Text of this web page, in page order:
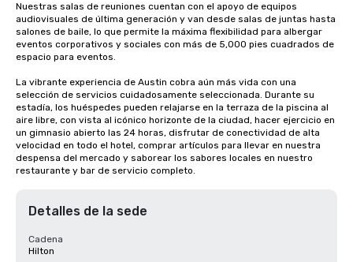
Nuestras salas de reuniones cuentan con el apoyo de equipos
audiovisuales de última generación y van desde salas de juntas hasta
salones de baile, lo que permite la máxima flexibilidad para albergar
eventos corporativos y sociales con más de 5,000 pies cuadrados de
espacio para eventos.
La vibrante experiencia de Austin cobra aún más vida con una
selección de servicios cuidadosamente seleccionada. Durante su
estadía, los huéspedes pueden relajarse en la terraza de la piscina al
aire libre, con vista al icónico horizonte de la ciudad, hacer ejercicio en
un gimnasio abierto las 24 horas, disfrutar de conectividad de alta
velocidad en todo el hotel, comprar artículos para llevar en nuestra
despensa del mercado y saborear los sabores locales en nuestro
restaurante y bar de servicio completo.
Detalles de la sede
Cadena
Hilton